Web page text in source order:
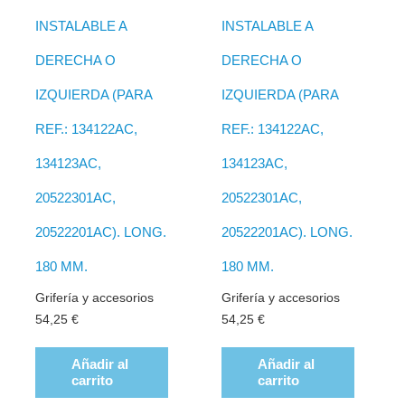
INSTALABLE A
DERECHA O
IZQUIERDA (PARA
REF.: 134122AC,
134123AC,
20522301AC,
20522201AC). LONG.
180 MM.
Grifería y accesorios
54,25€
Añadir al
carrito
INSTALABLE A
DERECHA O
IZQUIERDA (PARA
REF.: 134122AC,
134123AC,
20522301AC,
20522201AC). LONG.
180 MM.
Grifería y accesorios
54,25 €
Añadir al
carrito